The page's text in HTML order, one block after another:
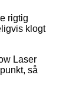
rigtig
klogt
Laser
så